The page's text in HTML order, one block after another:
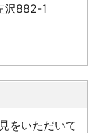
沢882-1
をいただいて